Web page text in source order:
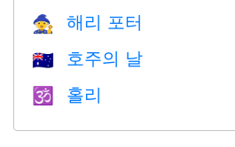
🧙 해리 포터
🇦🇺 호주의 날
🕉 홀리